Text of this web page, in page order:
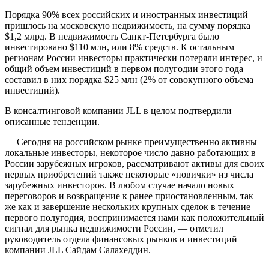
Порядка 90% всех российских и иностранных инвестиций
пришлось на московскую недвижимость, на сумму порядка
$1,2 млрд. В недвижимость Санкт-Петербурга было
инвестировано $110 млн, или 8% средств. К остальным
регионам России инвесторы практически потеряли интерес, и
общий объем инвестиций в первом полугодии этого года
составил в них порядка $25 млн (2% от совокупного объема
инвестиций).
В консалтинговой компании JLL в целом подтвердили
описанные тенденции.
— Сегодня на российском рынке преимущественно активны
локальные инвесторы, некоторое число давно работающих в
России зарубежных игроков, рассматривают активы для своих
первых приобретений также некоторые «новички» из числа
зарубежных инвесторов. В любом случае начало новых
переговоров и возвращение к ранее приостановленным, так
же как и завершение нескольких крупных сделок в течение
первого полугодия, воспринимается нами как положительный
сигнал для рынка недвижимости России, — отметил
руководитель отдела финансовых рынков и инвестиций
компании JLL Сайдам Салахеддин.